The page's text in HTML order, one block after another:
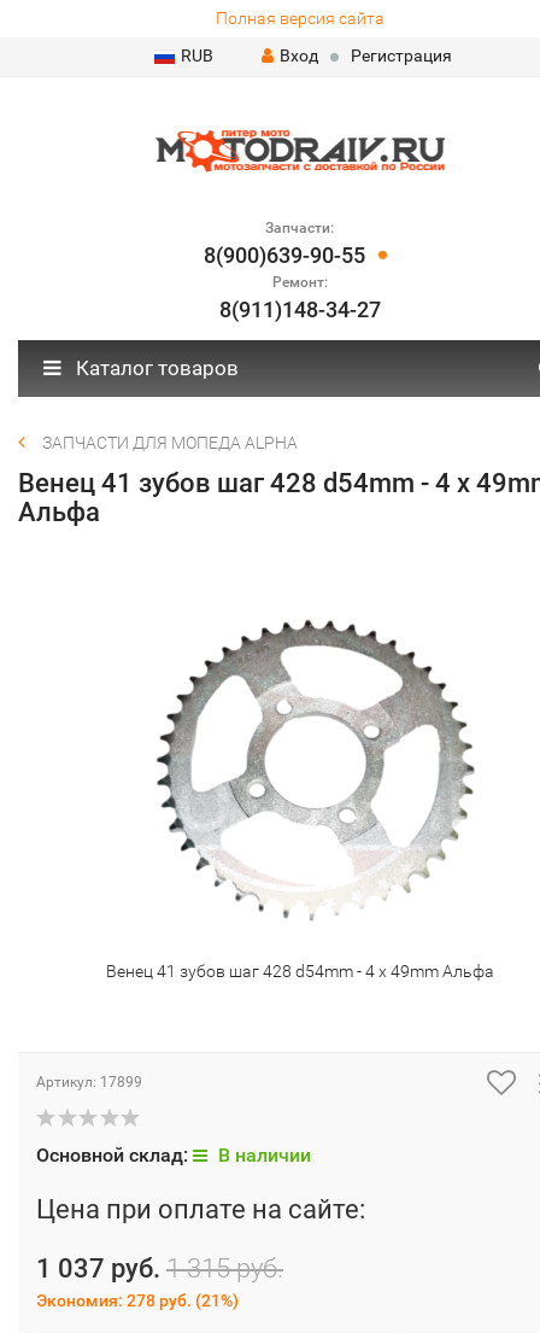
Полная версия сайта
RUB
Вход Регистрация
Запчасти:
8(900)639-90-55
Ремонт:
8(911)148-34-27
Каталог товаров
ЗАПЧАСТИ ДЛЯ МОПЕДА ALPHA
Венец 41 зубов шаг 428 d54mm - 4 x
Альфа
Венец 41 зубов шаг 428 d54mm - 4 x 49mm Альфа
Артикул: 17899
Основной склад: В наличии
Цена при оплате на сайте:
1 037 руб. 1 315 руб.
Экономия: 278 руб. (21%)